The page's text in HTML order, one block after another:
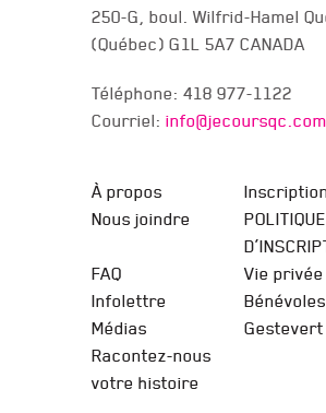
250-G, boul. Wilfrid-Hamel
(Québec) G1L 5A7 CANADA
Téléphone: 418 977-1122
Courriel: info@jecoursqc.com
À propos
Nous joindre
POLITIQUE
FAQ
Vie privée
Infolettre
Bénévoles
Médias
Gestevert
Racontez-nous
votre histoire